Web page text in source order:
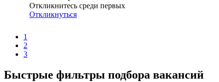
Откликнитесь среди первых
Откликнуться
1
2
3
Быстрые фильтры подбора вакансий